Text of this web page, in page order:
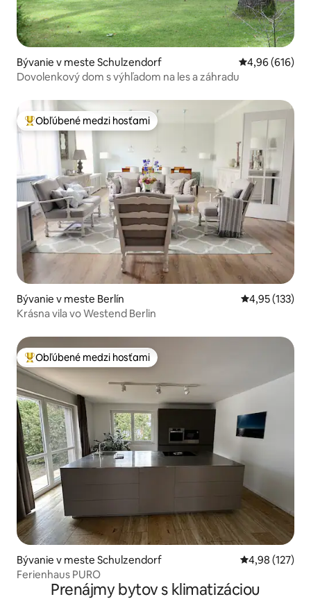
Bývanie v meste Schulzendorf Priemerné
4,96 (616)
Dovolenkový dom s výhľadom na les a záhradu
Najobľúbenejšie medzi hosťami
Obľúbené medzi hosťami
Bývanie v meste Berlín Priemerné
4,95 (133)
Krásna vila vo Westend Berlin
Najobľúbenejšie medzi hosťami
Obľúbené medzi hosťami
Bývanie v meste Schulzendorf Priemerné
4,98 (127)
Ferienhaus PURO
Prenájmy bytov s klimatizáciou